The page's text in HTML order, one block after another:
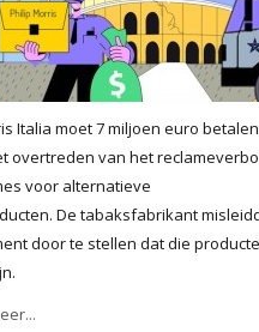
Italia moet 7 miljoen euro betalen
overtreden van het
voor alternatieve
De tabaksfabrikant
door te stellen dat die